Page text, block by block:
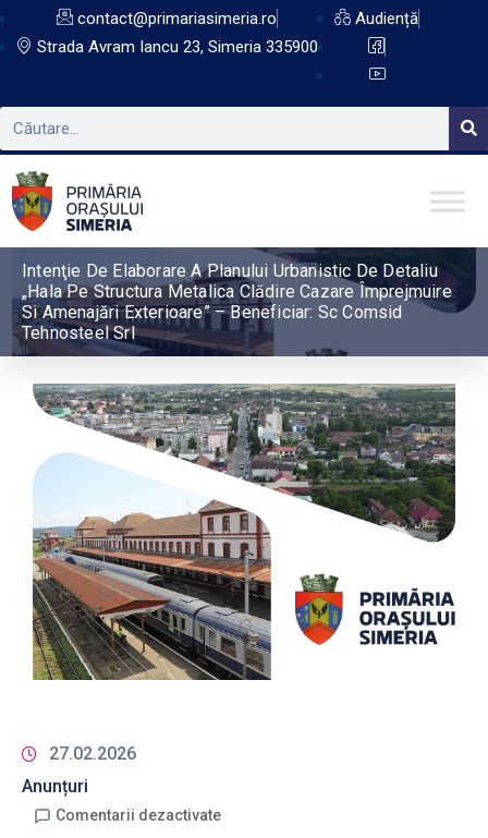
contact@primariasimeria.ro
Strada Avram Iancu 23, Simeria 335900
Audiență
Intenţie De Elaborare A Planului Urbanistic De Detaliu
„Hala Pe Structura Metalica Clădire Cazare Împrejmuire
Si Amenajări Exterioare” – Beneficiar: Sc Comsid
Tehnosteel Srl
27.02.2026
Anunțuri
Comentarii dezactivate